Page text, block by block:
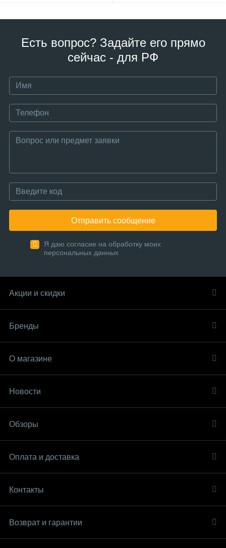
Есть вопрос? Задайте его прямо
сейчас - для РФ
Отправить сообщение
Я даю согласие на обработку моих
персональных данных
Акции и скидки
Бренды
О магазине
Новости
Обзоры
Оплата и доставка
Контакты
Возврат и гарантии